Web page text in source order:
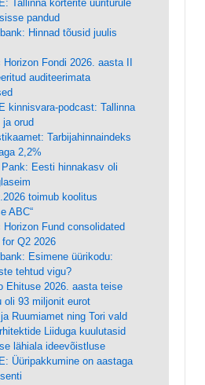
Tallinna korterite üüriturule
pandud
Hinnad tõusid juulis
Horizon Fondi 2026. aasta II
auditeerimata
kinnisvara-podcast: Tallinna
ja orud
Tarbijahinnaindeks
2,2%
Eesti hinnakasv oli
toimub koolitus
ABC“
Horizon Fund consolidated
Q2 2026
Esimene üürikodu:
tehtud vigu?
Ehituse 2026. aasta teise
oli 93 miljonit eurot
Ruumiamet ning Tori vald
Liiduga kuulutasid
lähiala ideevõistluse
Üüripakkumine on aastaga